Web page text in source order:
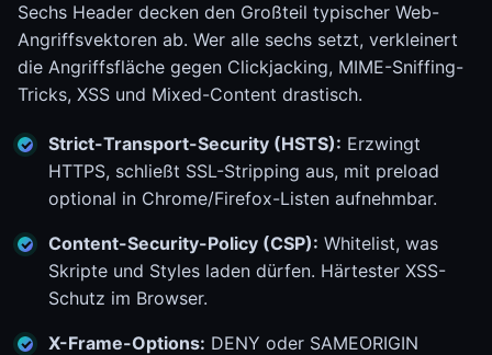
Sechs Header decken den Großteil typischer Web-
Angriffsvektoren ab. Wer alle sechs setzt, verkleinert
die Angriffsfläche gegen Clickjacking, MIME-Sniffing-
Tricks, XSS und Mixed-Content drastisch.
Strict-Transport-Security (HSTS): Erzwingt
HTTPS, schließt SSL-Stripping aus, mit preload
optional in Chrome/Firefox-Listen aufnehmbar.
Content-Security-Policy (CSP): Whitelist, was
Skripte und Styles laden dürfen. Härtester XSS-
Schutz im Browser.
X-Frame-Options: DENY oder SAMEORIGIN